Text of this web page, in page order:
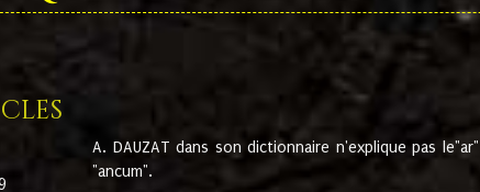
A. DAUZAT dans son dictionnaire n'explique pas
"ancum".